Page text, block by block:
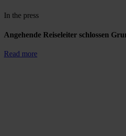
In the press
Angehende Reiseleiter schlossen
Read more